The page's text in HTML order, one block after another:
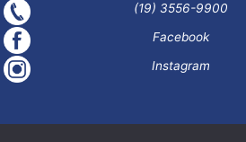
(19) 3556-9900
Facebook
Instagram